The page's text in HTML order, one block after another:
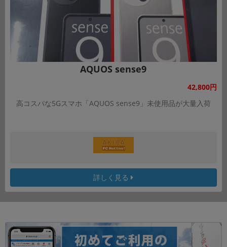
AQUOS sense9
42,800円
高コスパな5Gスマホ「AQUOS sense9」未使用品が大量入荷
詳しく見る